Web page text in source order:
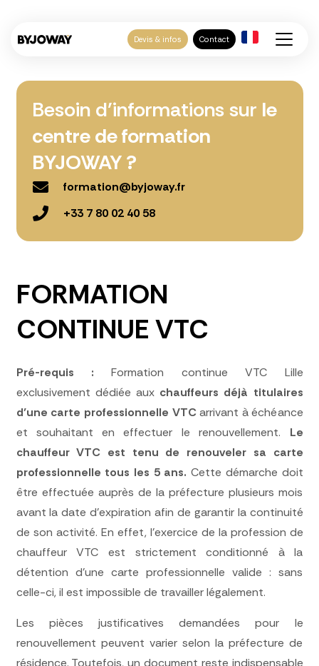
Devis & infos Contact
Besoin d’informations sur le
centre de formation
BYJOWAY ?
formation@byjoway.fr
+33 7 80 02 40 58
FORMATION
CONTINUE VTC
Pré-requis : Formation continue VTC Lille
exclusivement dédiée aux chauffeurs déjà titulaires
d’une carte professionnelle VTC arrivant à échéance
et souhaitant en effectuer le renouvellement. Le
chauffeur VTC est tenu de renouveler sa carte
professionnelle tous les 5 ans. Cette démarche doit
être effectuée auprès de la préfecture plusieurs mois
avant la date d’expiration afin de garantir la continuité
de son activité. En effet, l’exercice de la profession de
chauffeur VTC est strictement conditionné à la
détention d’une carte professionnelle valide : sans
celle-ci, il est impossible de travailler légalement.
Les pièces justificatives demandées pour le
renouvellement peuvent varier selon la préfecture de
résidence. Toutefois, un document reste indispensable